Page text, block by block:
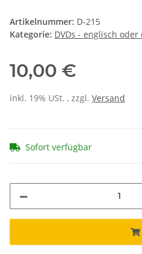
Artikelnummer: D-215
Kategorie: DVDs - englisch oder
10,00 €
inkl. 19% USt. , zzgl. Versand
Sofort verfügbar